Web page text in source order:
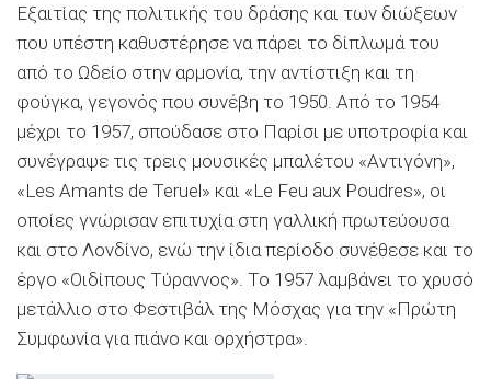
Εξαιτίας της πολιτικής του δράσης και των διώξεων
που υπέστη καθυστέρησε να πάρει το δίπλωμά του
από το Ωδείο στην αρμονία, την αντίστιξη και τη
φούγκα, γεγονός που συνέβη το 1950. Από το 1954
μέχρι το 1957, σπούδασε στο Παρίσι με υποτροφία και
συνέγραψε τις τρεις μουσικές μπαλέτου «Αντιγόνη»,
«Les Amants de Teruel» και «Le Feu aux Poudres», οι
οποίες γνώρισαν επιτυχία στη γαλλική πρωτεύουσα
και στο Λονδίνο, ενώ την ίδια περίοδο συνέθεσε και το
έργο «Οιδίπους Τύραννος». Το 1957 λαμβάνει το χρυσό
μετάλλιο στο Φεστιβάλ της Μόσχας για την «Πρώτη
Συμφωνία για πιάνο και ορχήστρα».